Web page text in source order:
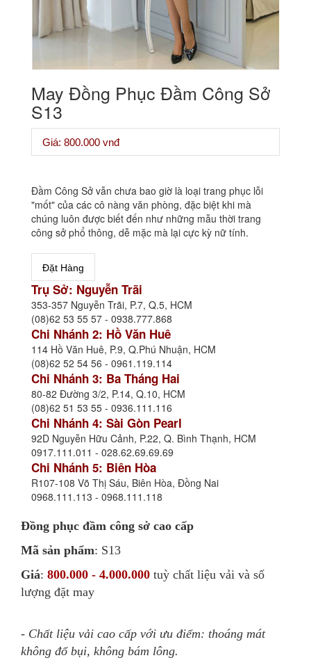
May Đồng Phục Đầm Công Sở
S13
Giá: 800.000 vnđ
Đầm Công Sở vẫn chưa bao giờ là loại trang phục lỗi
"mốt" của các cô nàng văn phòng, đặc biệt khi mà
chúng luôn được biết đến như những mẫu thời trang
công sở phổ thông, dễ mặc mà lại cực kỳ nữ tính.
Trụ Sở: Nguyễn Trãi
353-357 Nguyễn Trãi, P.7, Q.5, HCM
(08)62 53 55 57 - 0938.777.868
Chi Nhánh 2: Hồ Văn Huê
114 Hồ Văn Huê, P.9, Q.Phú Nhuận, HCM
(08)62 52 54 56 - 0961.119.114
Chi Nhánh 3: Ba Tháng Hai
80-82 Đường 3/2, P.14, Q.10, HCM
(08)62 51 53 55 - 0936.111.116
Chi Nhánh 4: Sài Gòn Pearl
92D Nguyễn Hữu Cảnh, P.22, Q. Bình Thạnh, HCM
0917.111.011 - 028.62.69.69.69
Chi Nhánh 5: Biên Hòa
R107-108 Võ Thị Sáu, Biên Hòa, Đồng Nai
0968.111.113 - 0968.111.118
Đồng phục đầm công sở cao cấp
Mã sản phẩm: S13
Giá: 800.000 - 4.000.000 tuỳ chất liệu vải và số
lượng đặt may
- Chất liệu vải cao cấp với ưu điểm: thoáng mát
không đổ bụi, không bám lông.